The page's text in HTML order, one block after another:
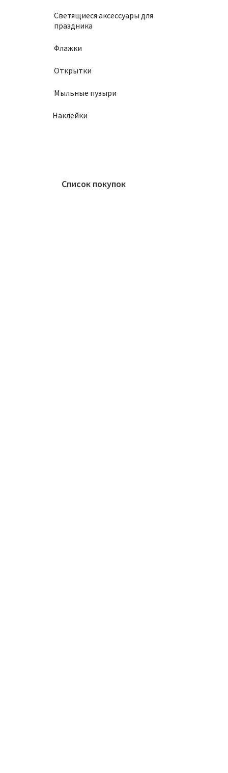
Светящиеся аксессуары для
праздника
Флажки
Открытки
Мыльные пузыри
Наклейки
Список покупок